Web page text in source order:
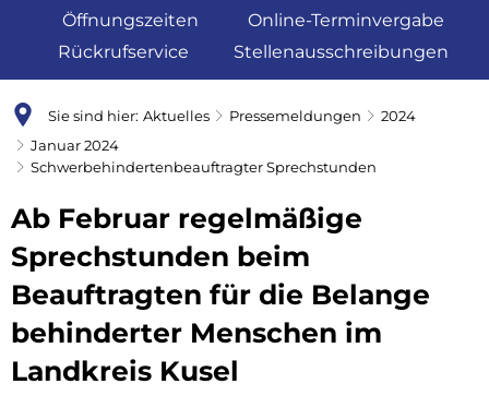
Öffnungszeiten
Online-Terminvergabe
Rückrufservice
Stellenausschreibungen
Sie sind hier: Aktuelles Pressemeldungen
2024
Januar 2024
Schwerbehindertenbeauftragter Sprechstunden
Ab Februar regelmäßige
Sprechstunden beim
Beauftragten für die Belange
behinderter Menschen im
Landkreis Kusel